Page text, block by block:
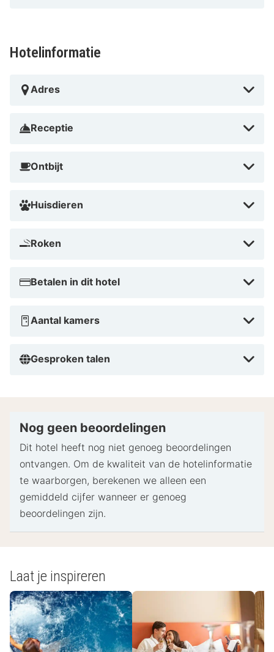
Hotelinformatie
Adres
Receptie
Ontbijt
Huisdieren
Roken
Betalen in dit hotel
Aantal kamers
Gesproken talen
Nog geen beoordelingen
Dit hotel heeft nog niet genoeg beoordelingen
ontvangen. Om de kwaliteit van de hotelinformatie
te waarborgen, berekenen we alleen een
gemiddeld cijfer wanneer er genoeg
beoordelingen zijn.
Laat je inspireren